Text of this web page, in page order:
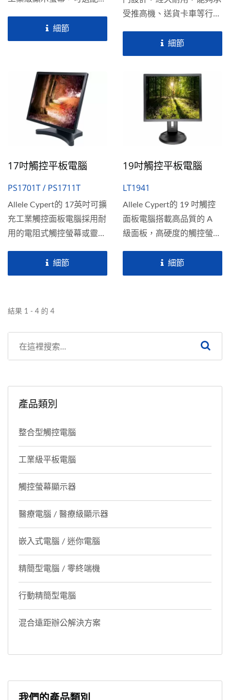
螢幕。這款堅固耐用的平板
電腦採用Intel®...
細節
受推高機、送貨卡車等行進
Windows的平板觸控電腦
搭載15英吋TFT工業等級顯
點觸控選項。配置強大的
Intel®第8代核心處理器或
低功率的Intel®...
細節
17吋觸控平板電腦
PS1701T / PS1711T
Allele Cypert的 17英吋可擴
充工業觸控面板電腦採用耐
用的電阻式觸控螢幕或靈敏
無風扇Intel®...細節
19吋觸控平板電腦
LT1941
Allele Cypert的 19 吋觸控
面板電腦搭載高品質的 A
級面板，高硬度的觸控螢幕
了無風扇節能省電的
Intel®...
細節
結果 1 - 4 的 4
產品類別
整合型觸控電腦
工業級平板電腦
觸控螢幕顯示器
醫療電腦 / 醫療級顯示器
嵌入式電腦 / 迷你電腦
精簡型電腦 / 零終端機
行動精簡型電腦
混合遠距辦公解決方案